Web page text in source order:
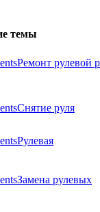
темы
Ремонт рулевой
Снятие руля
Рулевая
Замена рулевых